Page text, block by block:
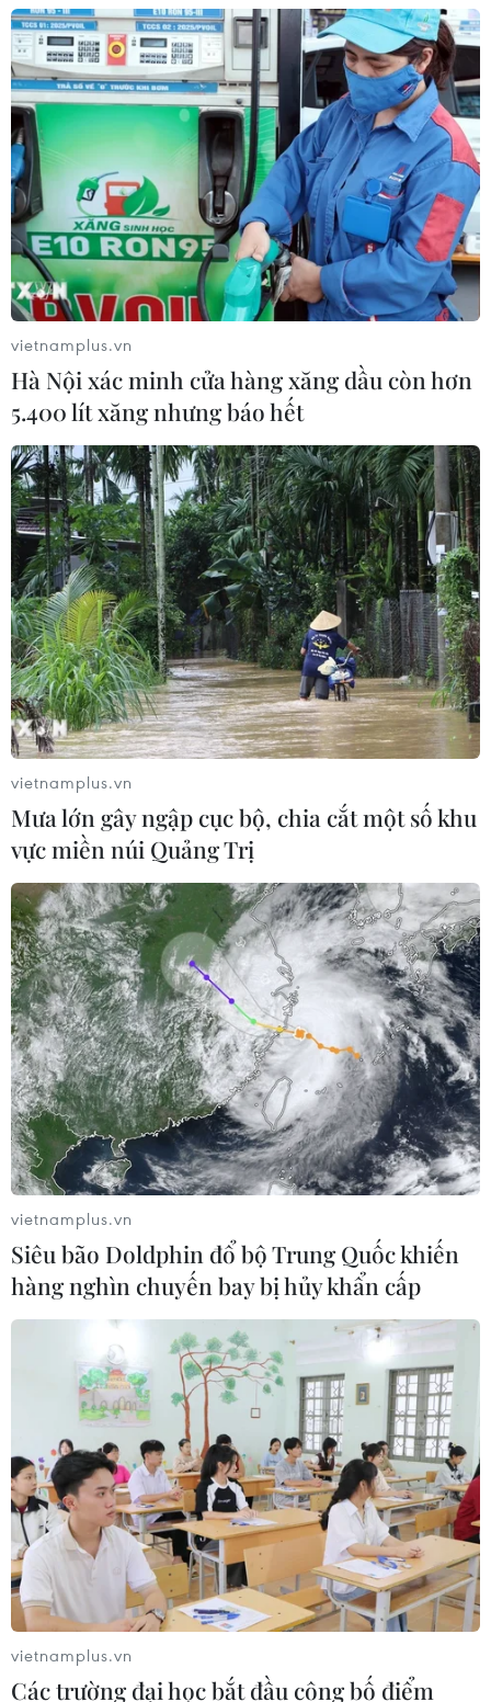
TIN CÙNG CHUYÊN MỤC
Thánh đường Emir Abdelkader -
biểu tượng của kiến trúc, văn hóa và
tri thức
08/08/2026 22:05
Thánh đường Emir
Abdelkader - biểu tượng văn hóa,
tôn giáo của Constantine
08/08/2026 08:35
Vẻ đẹp lãng mạn của đồi
Vọng Cảnh tại thành phố Huế
08/08/2026 07:09
Bản Lồng - nơi văn hóa Mông hòa
nhịp cùng du lịch cộng đồng giữa
vietnamplus.vn
Hà Nội xác minh cửa hàng xăng dầu còn hơn
5.400 lít xăng nhưng báo hết
vietnamplus.vn
Mưa lớn gây ngập cục bộ, chia cắt một số khu
vực miền núi Quảng Trị
vietnamplus.vn
Siêu bão Doldphin đổ bộ Trung Quốc khiến
hàng nghìn chuyến bay bị hủy khẩn cấp
vietnamplus.vn
Các trường đại học bắt đầu công bố điểm